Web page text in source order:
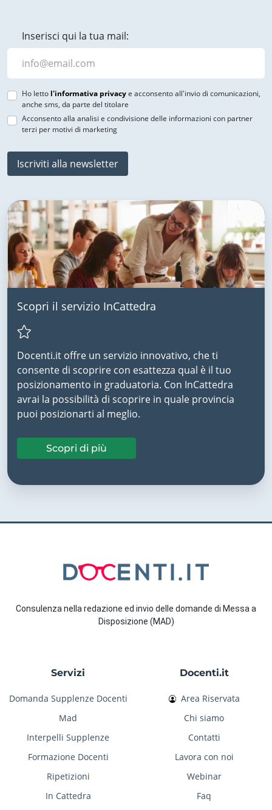
Inserisci qui la tua mail:
Ho letto l'informativa privacye acconsento all'invio di comunicazioni,
anche sms, da parte del titolare
Acconsento alla analisi e condivisione delle informazioni con partner
terzi per motivi di marketing
Iscriviti alla newsletter
Scopri il servizio InCattedra
Docenti.it offre un servizio innovativo, che ti
consente di scoprire con esattezza qual è il tuo
posizionamento in graduatoria. Con InCattedra
avrai la possibilità di scoprire in quale provincia
puoi posizionarti al meglio.
Scopri di più
Consulenza nella redazione ed invio delle domande di Messa a
Disposizione (MAD)
Servizi
Domanda Supplenze Docenti
Mad
Interpelli Supplenze
Formazione Docenti
Ripetizioni
In Cattedra
Docenti.it
Area Riservata
Chi siamo
Contatti
Lavora con noi
Webinar
Faq